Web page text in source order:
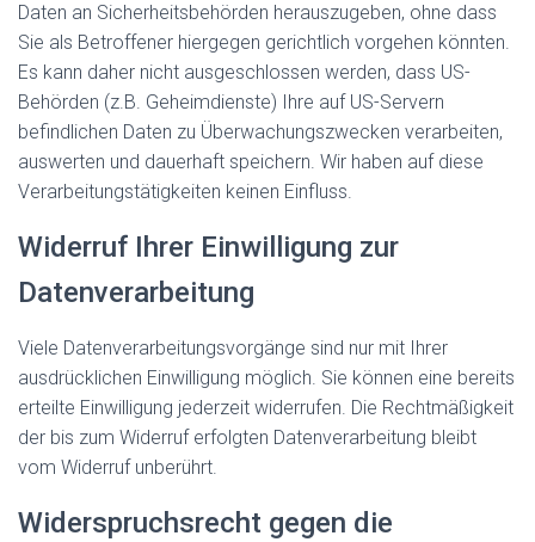
Daten an Sicherheitsbehörden herauszugeben, ohne dass
Sie als Betroffener hiergegen gerichtlich vorgehen könnten.
Es kann daher nicht ausgeschlossen werden, dass US-
Behörden (z.B. Geheimdienste) Ihre auf US-Servern
befindlichen Daten zu Überwachungszwecken verarbeiten,
auswerten und dauerhaft speichern. Wir haben auf diese
Verarbeitungstätigkeiten keinen Einfluss.
Widerruf Ihrer Einwilligung zur
Datenverarbeitung
Viele Datenverarbeitungsvorgänge sind nur mit Ihrer
ausdrücklichen Einwilligung möglich. Sie können eine bereits
erteilte Einwilligung jederzeit widerrufen. Die Rechtmäßigkeit
der bis zum Widerruf erfolgten Datenverarbeitung bleibt
vom Widerruf unberührt.
Widerspruchsrecht gegen die